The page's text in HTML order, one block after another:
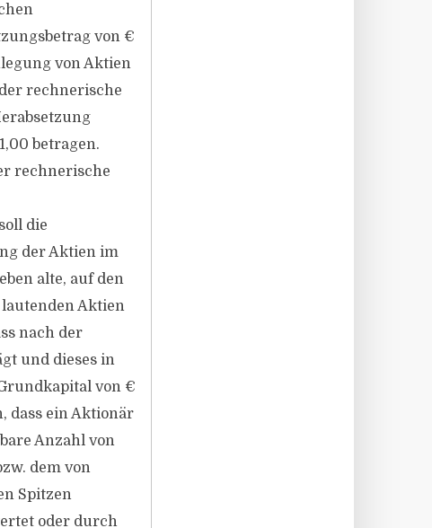
von €
von Aktien
rechnerische
betragen.
rechnerische
die
der Aktien im
alte, auf den
Aktien
nach der
und dieses in
von €
dass ein Aktionär
Anzahl von
dem von
Spitzen
oder durch